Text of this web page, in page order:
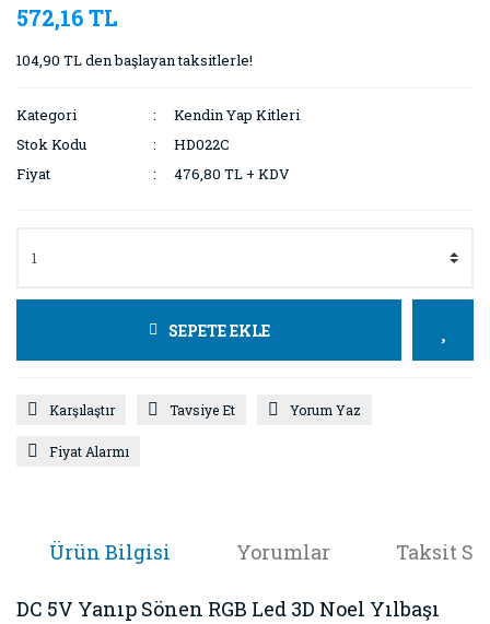
572,16 TL
104,90 TL den başlayan taksitlerle!
Kategori
Kendin Yap Kitleri
Stok Kodu
HD022C
Fiyat
476,80 TL + KDV
SEPETE EKLE
Karşılaştır Tavsiye Et Yorum Yaz
Fiyat Alarmı
Ürün Bilgisi Yorumlar Taksit
DC 5V Yanıp Sönen RGB Led 3D Noel Yılbaşı